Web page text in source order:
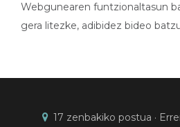
Webgunearen funtzionaltasun
gera litezke, adibidez bideo
17 zenbakiko postua ·